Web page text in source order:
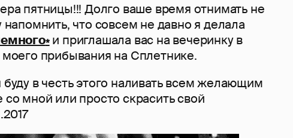
пятницы!!! Долго ваше время отнимать не
напомнить, что совсем не давно я делала
٭Тусанём немного٭и приглашала вас на вечеринку в
моего прибывания на Сплетнике.
в честь этого наливать всем желающим
со мной или просто скрасить свой